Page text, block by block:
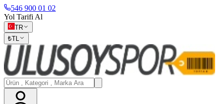
546 900 01 02
Yol Tarifi Al
TR
₺TL